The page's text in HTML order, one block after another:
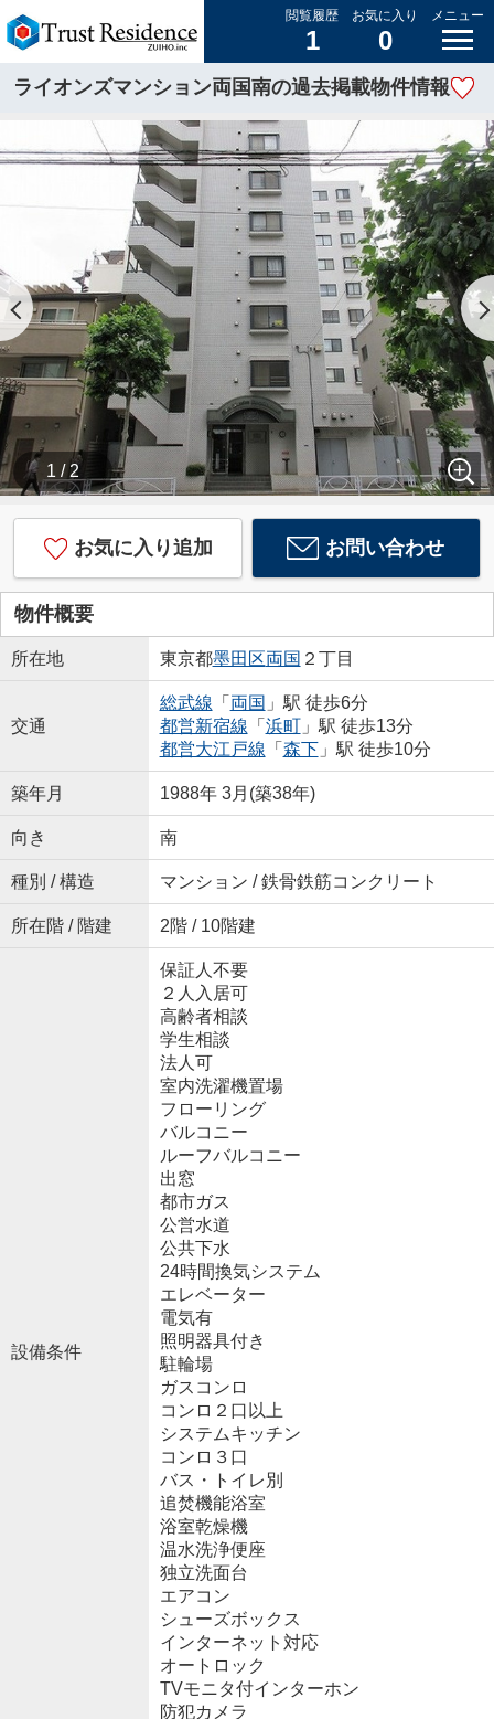
閲覧履歴
1
お気に入り
0
メニュー
ライオンズマンション両国南の過去掲載物件情報
1 / 2
お気に入り追加 お問い合わせ
物件概要
所在地 東京都墨田区両国 ２丁目
交通
総武線 「 両国 」駅 徒歩6分
都営新宿線 「 浜町」駅 徒歩13分
都営大江戸線 「 森下」駅 徒歩10分
築年月 1988年 3月(築38年)
向き 南
種別 / 構造 マンション / 鉄骨鉄筋コンクリート
所在階 / 階建 2階 / 10階建
設備条件
保証人不要
２人入居可
高齢者相談
学生相談
法人可
室内洗濯機置場
フローリング
バルコニー
ルーフバルコニー
出窓
都市ガス
公営水道
公共下水
24時間換気システム
エレベーター
電気有
照明器具付き
駐輪場
ガスコンロ
コンロ２口以上
システムキッチン
コンロ３口
バス・トイレ別
追焚機能浴室
浴室乾燥機
温水洗浄便座
独立洗面台
エアコン
シューズボックス
インターネット対応
オートロック
TVモニタ付インターホン
防犯カメラ